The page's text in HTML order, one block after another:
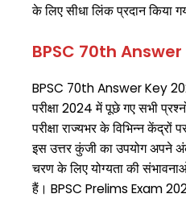
के लिए सीधा लिंक प्रदान किया
BPSC 70th
BPSC 70th Answer Key
परीक्षा 2024 में पूछे गए सभी
परीक्षा राज्यभर के विभिन्न
इस उत्तर कुंजी का उपयोग अपने
चरण के लिए योग्यता की
हैं। BPSC Prelims Exam